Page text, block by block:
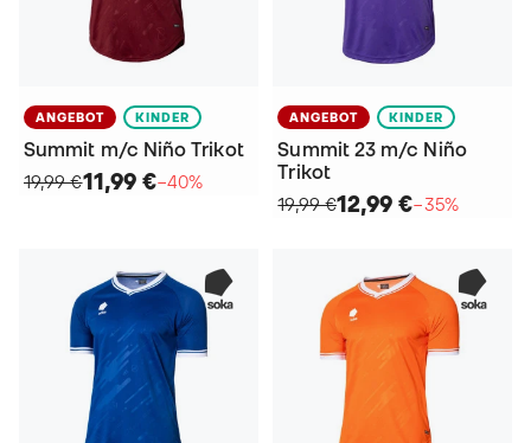
ANGEBOT KINDER
Summit m/c Niño Trikot
19,99 €11,99 €−40%
ANGEBOT KINDER
Summit 23 m/c Niño
Trikot
19,99 €12,99 €−35%